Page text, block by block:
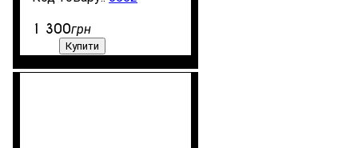
1 300грн
Купити